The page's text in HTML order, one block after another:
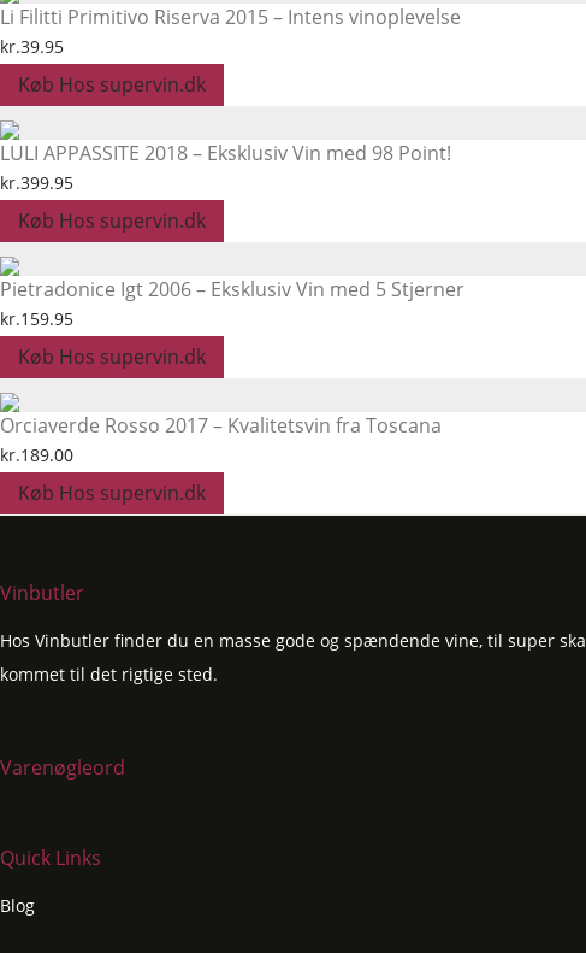
Li Filitti Primitivo Riserva 2015 – Intens vinoplevelse
kr.39.95
Køb Hos supervin.dk
LULI APPASSITE 2018 – Eksklusiv Vin med 98 Point!
kr.399.95
Køb Hos supervin.dk
Pietradonice Igt 2006 – Eksklusiv Vin med 5 Stjerner
kr.159.95
Køb Hos supervin.dk
Orciaverde Rosso 2017 – Kvalitetsvin fra Toscana
kr.189.00
Køb Hos supervin.dk
Vinbutler
Hos Vinbutler finder du en masse gode og spændende vine, til super
kommet til det rigtige sted.
Varenøgleord
Quick Links
Blog